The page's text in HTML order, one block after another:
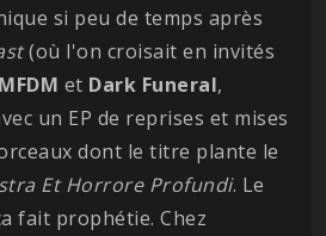
si peu de temps après
(où l'on croisait en invités
et Dark Funeral,
un EP de reprises et mises
dont le titre plante le
Et Horrore Profundi. Le
fait prophétie. Chez